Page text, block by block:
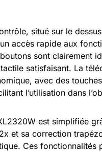
situé sur le
accès rapide aux
sont clairement
satisfaisant. La
avec des touches
l’utilisation dans
est simplifiée
et sa correction
Ces fonctionnalités